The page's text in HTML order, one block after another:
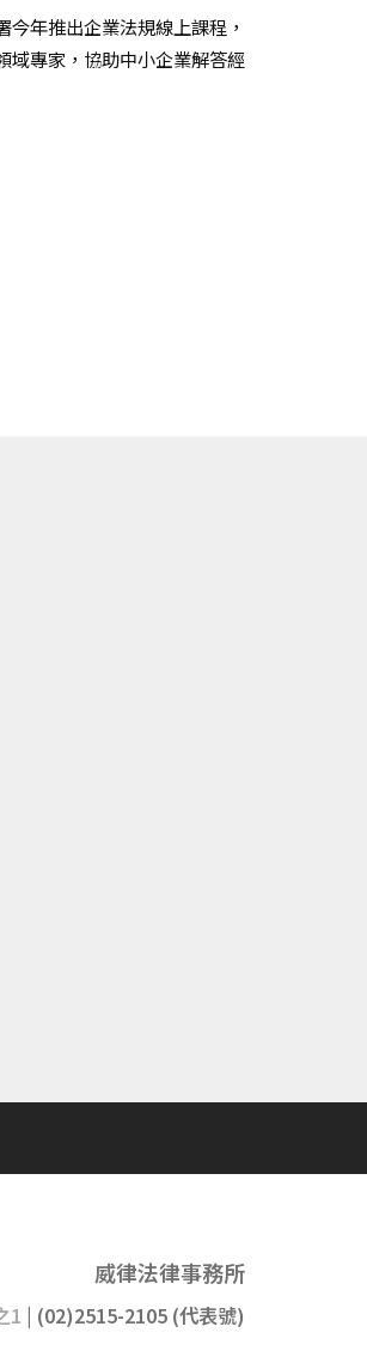
年推出企業法規線上課程，
域專家，協助中小企業解答經
威律法律事務所
1 | (02)2515-2105 (代表號)